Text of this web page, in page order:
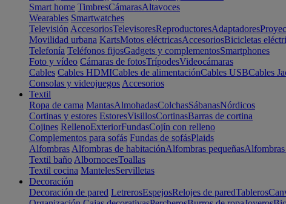
Smart home TimbresCámarasAltavoces
Wearables Smartwatches
Televisión AccesoriosTelevisoresReproductoresAdaptadores
Movilidad urbana KartsMotos eléctricasAccesoriosBicicletas
Telefonía Teléfonos fijosGadgets y complementosSmartphones
Foto y vídeo Cámaras de fotosTrípodesVideocámaras
Cables Cables HDMICables de alimentaciónCables USBCables
Consolas y videojuegos Accesorios
Textil
Ropa de cama MantasAlmohadasColchasSábanasNórdicos
Cortinas y estores EstoresVisillosCortinasBarras de cortina
Cojines RellenoExteriorFundasCojín con relleno
Complementos para sofás Fundas de sofásPlaids
Alfombras Alfombras de habitaciónAlfombras pequeñasAlfombras
Textil baño AlbornocesToallas
Textil cocina MantelesServilletas
Decoración
Decoración de pared LetrerosEspejosRelojes de paredTableros